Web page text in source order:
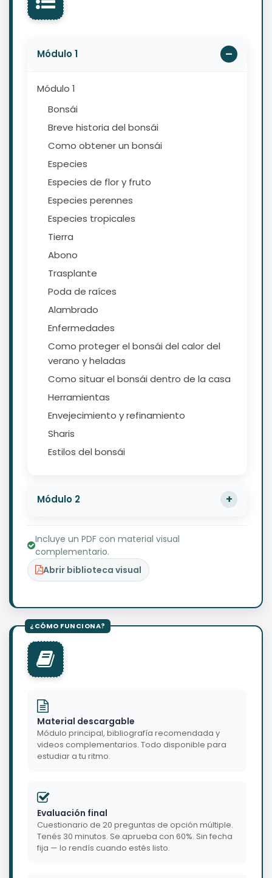
Módulo 1
Módulo 1
Bonsái
Breve historia del bonsái
Como obtener un bonsái
Especies
Especies de flor y fruto
Especies perennes
Especies tropicales
Tierra
Abono
Trasplante
Poda de raíces
Alambrado
Enfermedades
Como proteger el bonsái del calor del
verano y heladas
Como situar el bonsái dentro de la casa
Herramientas
Envejecimiento y refinamiento
Sharis
Estilos del bonsái
Módulo 2
Incluye un PDF con material visual
complementario.
Abrir biblioteca visual
Material descargable
Módulo principal, bibliografía recomendada y
videos complementarios. Todo disponible para
estudiar a tu ritmo.
Evaluación final
Cuestionario de 20 preguntas de opción múltiple.
Tenés 30 minutos. Se aprueba con 60%. Sin fecha
fija — lo rendís cuando estés listo.